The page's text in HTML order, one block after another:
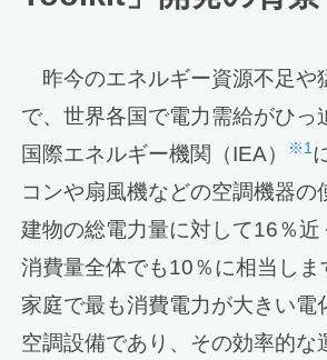
昨今のエネルギー資源不足や
で、世界各国で電力需給がひっ
国際エネルギー機関（IEA）
※1
コンや扇風機などの空調機器の
建物の総電力量に対して16％近
消費量全体でも10％に相当しま
家庭で最も消費電力が大きい電
空調設備であり、その効率的な